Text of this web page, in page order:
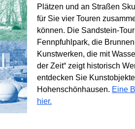
Plätzen und an Straßen
für Sie vier Touren
können. Die Sandstein-
Fennpfuhlpark, die
Kunstwerken, die mit
der Zeit“ zeigt historisch
entdecken Sie
Hohenschönhausen. Eine
hier.